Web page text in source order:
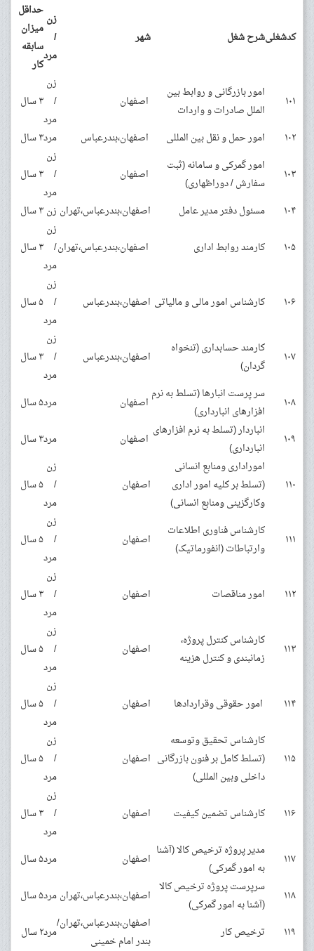
کدشغلیشرح شغل شهر
زن
/
مرد
حداقل
میزان
سابقه
کار
۱۰۱
امور بازرگانی و روابط بین
الملل صادرات و واردات
اصفهان
زن
/
مرد
۳ سال
۱۰۲ امور حمل و نقل بین المللی اصفهان،بندرعباس مرد۳ سال
۱۰۳
امور گمرکی و سامانه (ثبت
سفارش / دوراظهاری)
اصفهان
زن
/
مرد
۳ سال
۱۰۴ مسئول دفتر مدیر عامل اصفهان،بندرعباس،تهران زن ۳ سال
۱۰۵ کارمند روابط اداری اصفهان،بندرعباس،تهران
زن
/
مرد
۳ سال
۱۰۶ کارشناس امور مالی و مالیاتی اصفهان،بندرعباس
زن
/
مرد
۵ سال
۱۰۷
کارمند حسابداری (تنخواه
گردان)
اصفهان،بندرعباس
زن
/
مرد
۳ سال
۱۰۸
سر پرست انبارها (تسلط به نرم
افزارهای انبارداری)
اصفهان مرد۵ سال
۱۰۹
انباردار (تسلط به نرم افزارهای
انبارداری)
اصفهان مرد۳ سال
۱۱۰
اموراداری ومنابع انسانی
(تسلط بر کلیه امور اداری
وکارگزینی ومنابع انسانی)
اصفهان
زن
/
مرد
۵ سال
۱۱۱
کارشناس فناوری اطلاعات
وارتباطات (انفورماتیک)
اصفهان
زن
/
مرد
۵ سال
۱۱۲ امور مناقصات اصفهان
زن
/
مرد
۳ سال
۱۱۳
کارشناس کنترل پروژه،
زمانبندی و کنترل هزینه
اصفهان
زن
/
مرد
۵ سال
۱۱۴ امور حقوقی وقراردادها اصفهان
زن
/
مرد
۵ سال
۱۱۵
کارشناس تحقیق وتوسعه
(تسلط کامل بر فنون بازرگانی
داخلی وبین المللی)
اصفهان
زن
/
مرد
۵ سال
۱۱۶ کارشناس تضمین کیفیت اصفهان
زن
/
مرد
۳ سال
۱۱۷
مدیر پروژه ترخیص کالا (آشنا
به امور گمرکی)
اصفهان مرد۵ سال
۱۱۸
سرپرست پروژه ترخیص کالا
(آشنا به امور گمرکی)
اصفهان،بندرعباس،تهران مرد۵ سال
۱۱۹ ترخیص کار
اصفهان،بندرعباس،تهران/
بندر امام خمینی
مرد۲ سال